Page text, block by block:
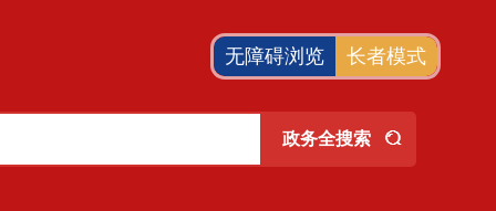
无障碍浏览 长者模式